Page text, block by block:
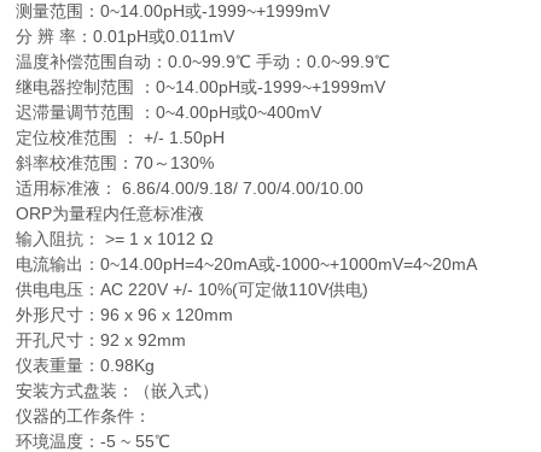
测量范围：0~14.00pH或-1999~+1999mV
分 辨 率：0.01pH或0.011mV
温度补偿范围自动：0.0~99.9℃ 手动：0.0~99.9℃
继电器控制范围 ：0~14.00pH或-1999~+1999mV
迟滞量调节范围 ：0~4.00pH或0~400mV
定位校准范围 ： +/- 1.50pH
斜率校准范围：70～130%
适用标准液： 6.86/4.00/9.18/ 7.00/4.00/10.00
ORP为量程内任意标准液
输入阻抗： >= 1 x 1012 Ω
电流输出：0~14.00pH=4~20mA或-1000~+1000mV=4~20mA
供电电压：AC 220V +/- 10%(可定做110V供电)
外形尺寸：96 x 96 x 120mm
开孔尺寸：92 x 92mm
仪表重量：0.98Kg
安装方式盘装：（嵌入式）
仪器的工作条件：
环境温度：-5 ~ 55℃